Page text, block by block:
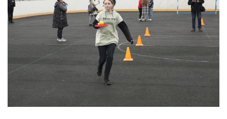
Бригантина
Иппон
Каравелла
Космос
Корунд